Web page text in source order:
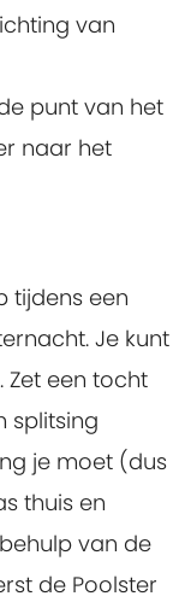
van
punt van het
naar het
tijdens een
Je kunt
Zet een tocht
splitsing
je moet (dus
thuis en
van de
de Poolster